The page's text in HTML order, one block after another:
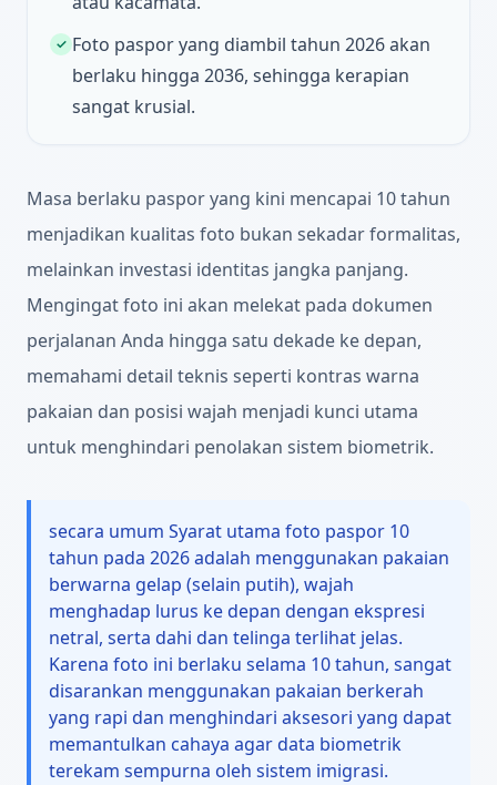
✓ Foto paspor yang diambil tahun 2026 akan
berlaku hingga 2036, sehingga kerapian
sangat krusial.
Masa berlaku paspor yang kini mencapai 10 tahun
menjadikan kualitas foto bukan sekadar formalitas,
melainkan investasi identitas jangka panjang.
Mengingat foto ini akan melekat pada dokumen
perjalanan Anda hingga satu dekade ke depan,
memahami detail teknis seperti kontras warna
pakaian dan posisi wajah menjadi kunci utama
untuk menghindari penolakan sistem biometrik.
secara umum Syarat utama foto paspor 10
tahun pada 2026 adalah menggunakan pakaian
berwarna gelap (selain putih), wajah
menghadap lurus ke depan dengan ekspresi
netral, serta dahi dan telinga terlihat jelas.
Karena foto ini berlaku selama 10 tahun, sangat
disarankan menggunakan pakaian berkerah
yang rapi dan menghindari aksesori yang dapat
memantulkan cahaya agar data biometrik
terekam sempurna oleh sistem imigrasi.